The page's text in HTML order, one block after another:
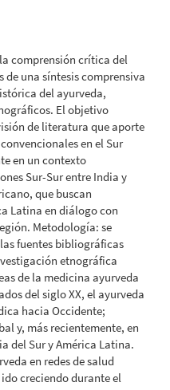
comprensión crítica del
de una síntesis comprensiva
del ayurveda,
El objetivo
de literatura que aporte
en el Sur
en un contexto
Sur-Sur entre India y
que buscan
Latina en diálogo con
Metodología: se
fuentes bibliográficas
etnográfica
de la medicina ayurveda
del siglo XX, el ayurveda
hacia Occidente;
y, más recientemente, en
del Sur y América Latina.
en redes de salud
creciendo durante el